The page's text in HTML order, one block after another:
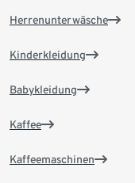
Herrenunterwäsche
Kinderkleidung
Babykleidung
Kaffee
Kaffeemaschinen